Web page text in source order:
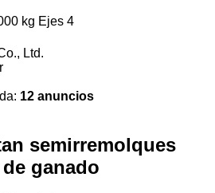
kg Ejes 4
Ltd.
12 anuncios
semirremolques
ganado